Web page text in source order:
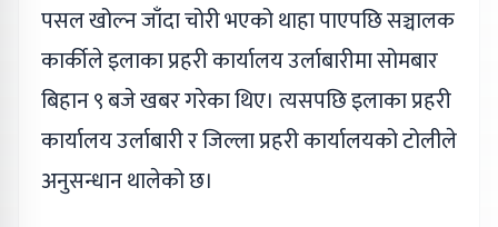
पसल खोल्न जाँदा चोरी भएको थाहा पाएपछि सञ्चालक
कार्कीले इलाका प्रहरी कार्यालय उर्लाबारीमा सोमबार
बिहान ९ बजे खबर गरेका थिए। त्यसपछि इलाका प्रहरी
कार्यालय उर्लाबारी र जिल्ला प्रहरी कार्यालयको टोलीले
अनुसन्धान थालेको छ।